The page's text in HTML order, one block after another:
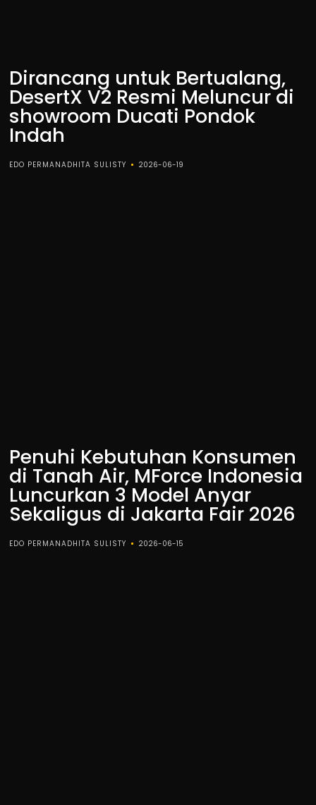
Dirancang untuk Bertualang,
DesertX V2 Resmi Meluncur di
showroom Ducati Pondok
Indah
EDO PERMANADHITA SULISTY 2026-06-19
Penuhi Kebutuhan Konsumen
di Tanah Air, MForce Indonesia
Luncurkan 3 Model Anyar
Sekaligus di Jakarta Fair 2026
EDO PERMANADHITA SULISTY 2026-06-15